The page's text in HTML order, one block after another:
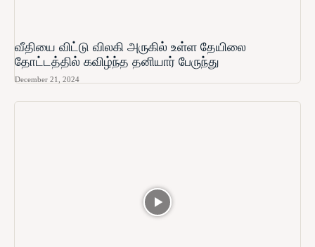
வீதியை விட்டு விலகி அருகில் உள்ள தேயிலை
தோட்டத்தில் கவிழ்ந்த தனியார் பேருந்து
December 21, 2024